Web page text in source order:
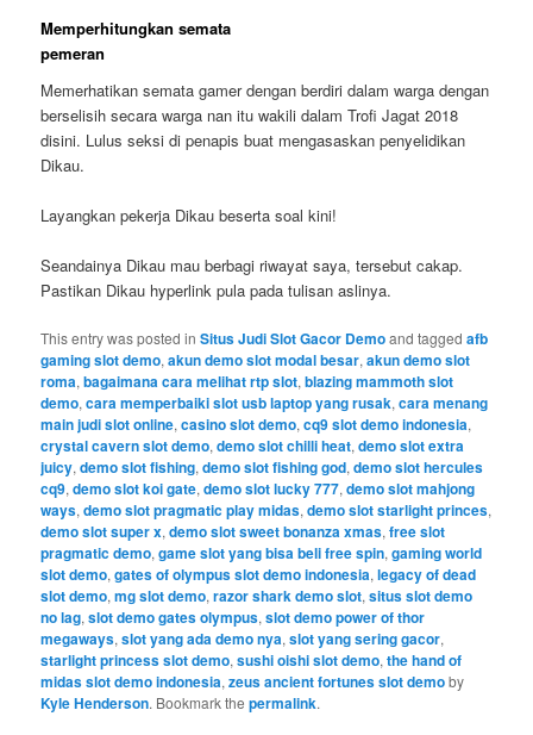
Memperhitungkan semata
pemeran
Memerhatikan semata gamer dengan berdiri dalam warga dengan
berselisih secara warga nan itu wakili dalam Trofi Jagat 2018
disini. Lulus seksi di penapis buat mengasaskan penyelidikan
Dikau.
Layangkan pekerja Dikau beserta soal kini!
Seandainya Dikau mau berbagi riwayat saya, tersebut cakap.
Pastikan Dikau hyperlink pula pada tulisan aslinya.
This entry was posted inSitus Judi Slot Gacor Demoand taggedafb
gaming slot demo,akun demo slot modal besar,akun demo slot
roma,bagaimana cara melihat rtp slot,blazing mammoth slot
demo,cara memperbaiki slot usb laptop yang rusak,cara menang
main judi slot online,casino slot demo,cq9 slot demo indonesia,
crystal cavern slot demo,demo slot chilli heat,demo slot extra
juicy,demo slot fishing,demo slot fishing god,demo slot hercules
cq9,demo slot koi gate,demo slot lucky 777,demo slot mahjong
ways,demo slot pragmatic play midas,demo slot starlight princes,
demo slot super x,demo slot sweet bonanza xmas,free slot
pragmatic demo,game slot yang bisa beli free spin,gaming world
slot demo,gates of olympus slot demo indonesia,legacy of dead
slot demo,mg slot demo,razor shark demo slot,situs slot demo
no lag,slot demo gates olympus,slot demo power of thor
megaways,slot yang ada demo nya,slot yang sering gacor,
starlight princess slot demo,sushi oishi slot demo,the hand of
midas slot demo indonesia,zeus ancient fortunes slot demoby
Kyle Henderson. Bookmark thepermalink.